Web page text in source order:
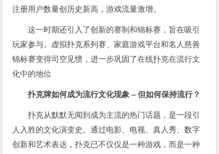
注册用户数量创历史新高，游戏流量激增。
这一时期还引入了创新的赛制和锦标赛，旨在吸引
玩家参与。虚拟扑克系列赛、家庭游戏平台和名人慈善
锦标赛变得司空见惯，进一步巩固了在线扑克在流行文
化中的地位
扑克牌如何成为流行文化现象 – 但如何保持流行？
扑克从默默无闻到成为主流的热门话题，是一段引
人入胜的文化演变史。通过电影、电视、真人秀、数字
创新和艺术表达，扑克已不仅仅是一种游戏，而是一种